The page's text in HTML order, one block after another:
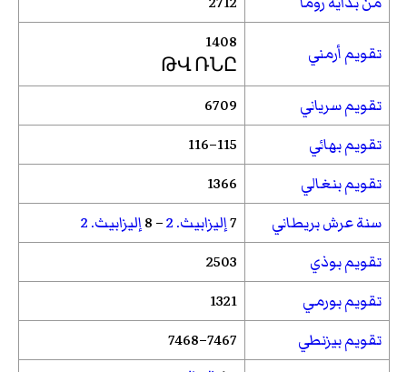
تقويم أرمني
1408
ԹՎ ՌՆԸ
تقويم سرياني
6709
تقويم بهائي
115–116
تقويم بنغالي
1366
سنة عرش بريطاني
7إليزابيث. 2 – 8
إليزابيث. 2
تقويم بوذي
2503
تقويم بورمي
1321
تقويم بيزنطي
7467–7468